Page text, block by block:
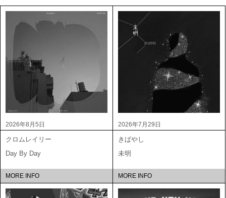
2026年8月5日
クロムレイリー
Day By Day
MORE INFO
2026年7月29日
きばやし
未明
MORE INFO